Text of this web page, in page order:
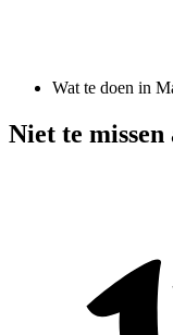
Wat te doen in
Niet te